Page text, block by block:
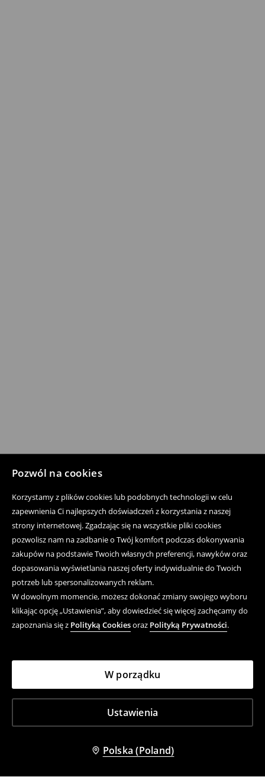
Pozwól na cookies
Korzystamy z plików cookies lub podobnych technologii w celu
zapewnienia Ci najlepszych doświadczeń z korzystania z naszej
strony internetowej. Zgadzając się na wszystkie pliki cookies
pozwolisz nam na zadbanie o Twój komfort podczas dokonywania
zakupów na podstawie Twoich własnych preferencji, nawyków oraz
dopasowania wyświetlania naszej oferty indywidualnie do Twoich
potrzeb lub spersonalizowanych reklam.
W dowolnym momencie, możesz dokonać zmiany swojego wyboru
klikając opcję „Ustawienia”, aby dowiedzieć się więcej zachęcamy do
zapoznania się z Polityką Cookiesoraz Polityką Prywatności.
Ustawienia
W porządku
Polska (Poland)